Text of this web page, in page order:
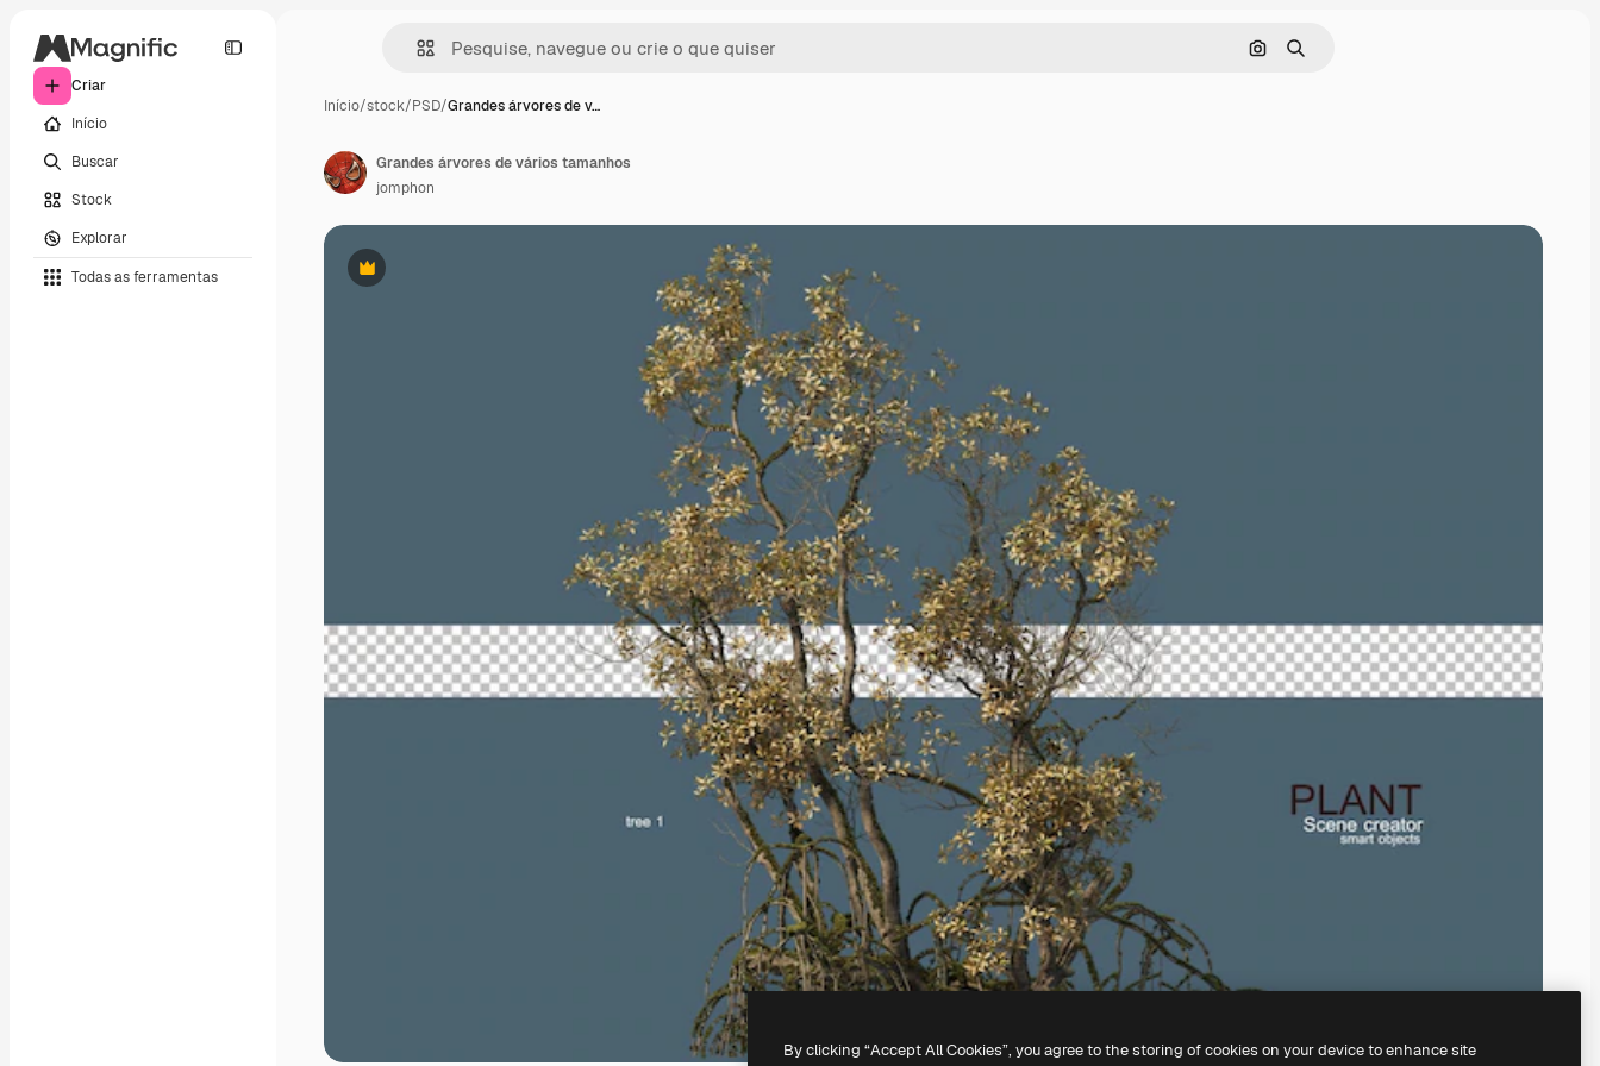
Criar
Início
Buscar
Stock
Explorar
Todas as ferramentas
Pesquisar por imagem
Buscar
Início/stock/PSD/Grandes árvores de v…
Premium
Grandes árvores de vários tamanhos
jomphon
By clicking “Accept All Cookies”, you agree to the storing of cookies on your device to enhance site